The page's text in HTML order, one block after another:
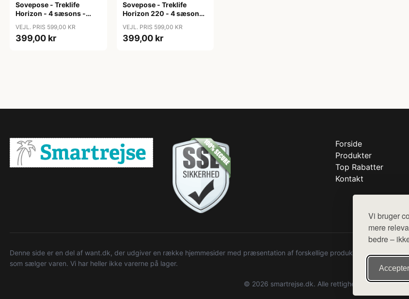
Vi bruger
mere
bedre –
Sovepose - Treklife
Horizon - 4 sæsons -
VEJL. PRIS 599,00 KR
399,00 kr
Sovepose - Treklife
Horizon 220 - 4 sæsons -
VEJL. PRIS 599,00 KR
399,00 kr
Forside
Produkter
Top Rabatter
Kontakt
Denne side er en del af want.dk, der udgiver en række hjemmesider med præsentation af forskellige produkter fra diverse
som sælger varen. Vi har heller ikke varerne på lager.
© 2026 smartrejse.dk. Alle rettigheder forbeholdes.